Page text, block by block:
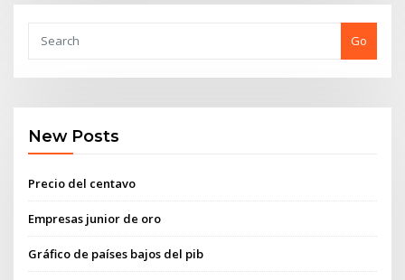
Go
New Posts
Precio del centavo
Empresas junior de oro
Gráfico de países bajos del pib